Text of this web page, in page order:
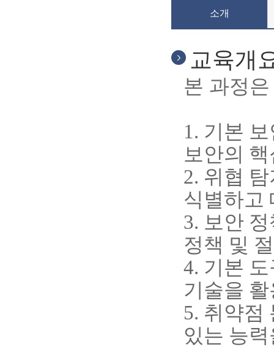
소개
교육개
본 과정
1. 기본
보안의
2. 위협
식별하고
3. 보안
정책 및
4. 기본
기술을
5. 취약점
있는 능